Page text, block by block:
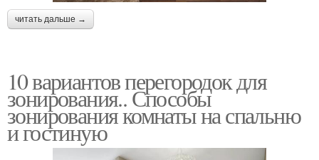
читать дальше →
10 вариантов перегородок для
зонирования.. Способы
зонирования комнаты на спальню
и гостиную